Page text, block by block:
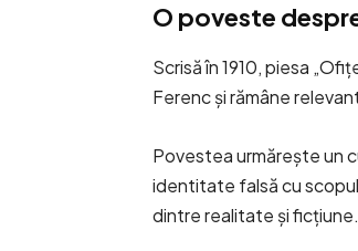
O poveste
Scrisă în 1910, piesa
Ferenc și rămâne
Povestea urmărește un
identitate falsă cu
dintre realitate și ficțiune.